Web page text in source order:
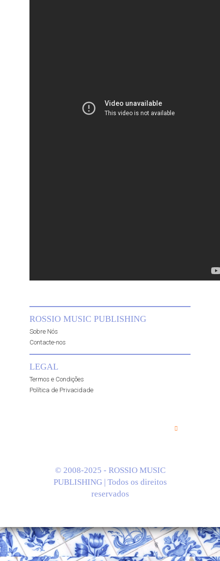
ROSSIO MUSIC PUBLISHING
Sobre Nós
Contacte-nos
LEGAL
Termos e Condições
Política de Privacidade
© 2008-2025 - ROSSIO MUSIC
PUBLISHING | Todos os direitos
reservados